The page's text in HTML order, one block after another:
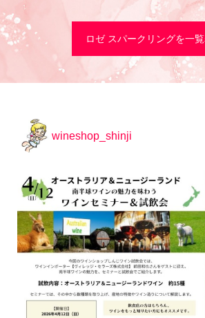
ロゼ スパークリングを一
wineshop_shinji